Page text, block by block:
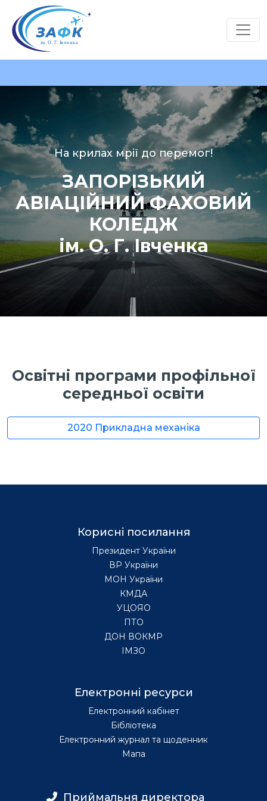
На крилах мрії до перемог!
ЗАПОРІЗЬКИЙ
АВІАЦІЙНИЙ ФАХОВИЙ
КОЛЕДЖ
ім. О. Г. Івченка
Освітні програми профільної
середньої освіти
2020 Прикладна механіка
Корисні посилання
Президент України
ВР України
МОН України
КМДА
УЦОЯО
ПТО
ДОН ВОКМР
ІМЗО
Електронні ресурси
Електронний кабінет
Бібліотека
Електронний журнал та щоденник
Мапа
Приймальня директора